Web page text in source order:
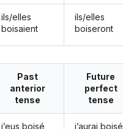
ils/elles
boisaient
ils/elles
boiseront
Past
anterior
tense
j’eus boisé
Future
perfect
tense
j’aurai boisé